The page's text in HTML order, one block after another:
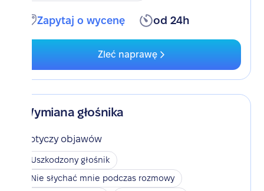
Zapytaj o wycenę od 24h
Zleć naprawę
Wymiana głośnika
Dotyczy objawów
Uszkodzony głośnik
Nie słychać mnie podczas rozmowy